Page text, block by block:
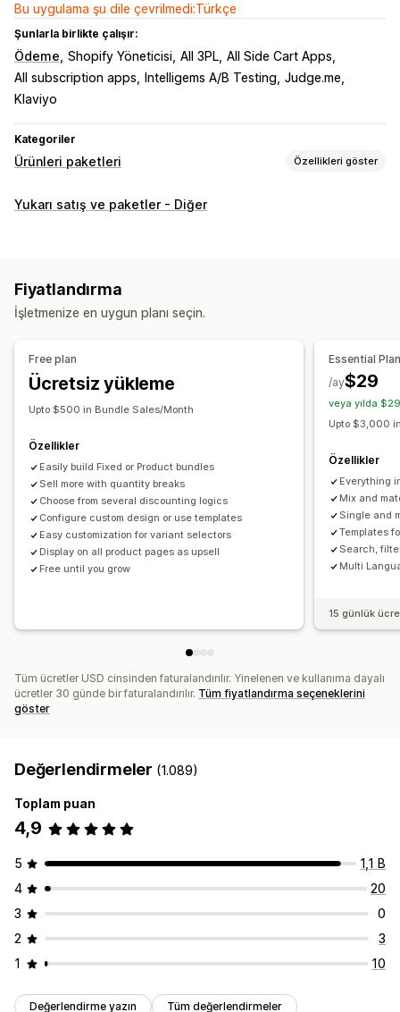
Bu uygulama şu dile çevrilmedi:Türkçe
Şunlarla birlikte çalışır:
Ödeme Shopify Yöneticisi All 3PL All Side Cart Apps
All subscription apps
Intelligems A/B Testing Judge.me
Klaviyo
Kategoriler
Ürünleri paketleri Özellikleri göster
Paket türleri
Yukarı satış paketleri
Özel paketler
Ayarlayabileceğiniz fiyatlandırma
Sabit fiyatlandırma
Sepet indirimleri
Abonelikler
Yukarı satış ve paketler - Diğer
Fiyatlandırma
İşletmenize en uygun planı seçin.
Free plan
Ücretsiz yükleme
Upto $500 in Bundle Sales/Month
Özellikler
Easily build Fixed or Product bundles
Sell more with quantity breaks
Choose from several discounting logics
Configure custom design or use templates
Easy customization for variant selectors
Display on all product pages as upsell
Free until you grow
Essential
$29
/ay
veya yılda
Upto $3,000
Özellikler
Everything
Mix and
Single and
Templates
Search,
Multi
15 günlük
Tüm ücretler USD cinsinden faturalandırılır. Yinelenen ve kullanıma dayalı
ücretler 30 günde bir faturalandırılır. Tüm fiyatlandırma seçeneklerini
göster
Değerlendirmeler (1.089)
Toplam puan
4,9
5
1,1 B
4
20
3
0
2
3
1
10
Değerlendirme yazın Tüm değerlendirmeler